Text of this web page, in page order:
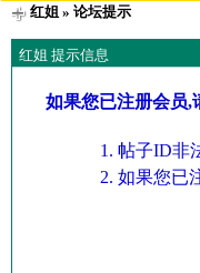
红姐» 论坛提示
红姐 提示信息
如果您已注册会员,
帖子ID非
如果您已